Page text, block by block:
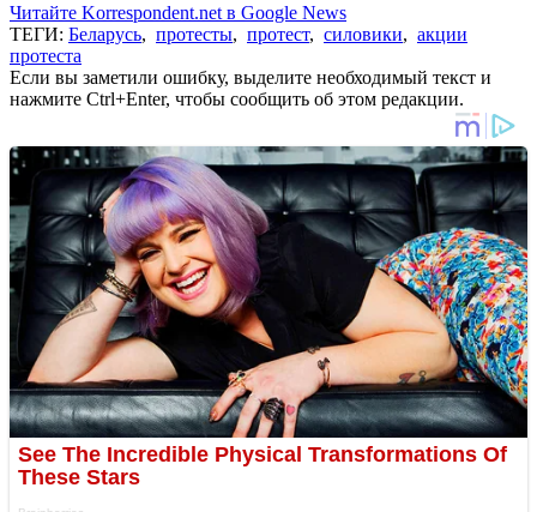
Читайте Korrespondent.net в Google News
ТЕГИ: Беларусь, протесты, протест, силовики, акции
протеста
Если вы заметили ошибку, выделите необходимый текст и
нажмите Ctrl+Enter, чтобы сообщить об этом редакции.